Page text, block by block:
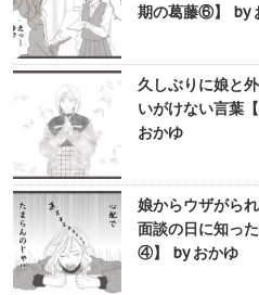
期の葛藤⑥】 by
久しぶりに娘と
いがけない言葉
おかゆ
娘からウザがら
面談の日に知っ
④】 by おかゆ